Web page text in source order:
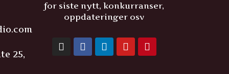
25,
for siste nytt, konkurranser,
oppdateringer osv